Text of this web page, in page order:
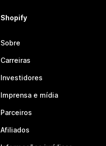
Shopify
Sobre
Carreiras
Investidores
Imprensa e mídia
Parceiros
Afiliados